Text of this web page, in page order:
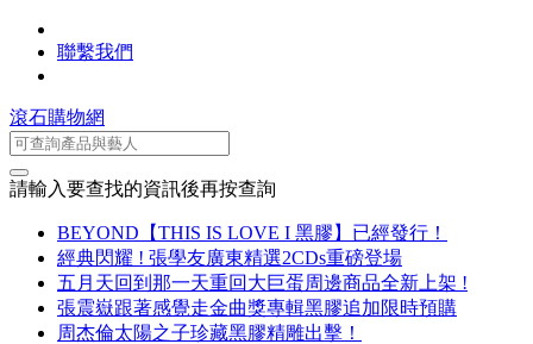
聯繫我們
滾石購物網
請輸入要查找的資訊後再按查詢
BEYOND【THIS IS LOVE I 黑膠】已經發行！
經典閃耀 ! 張學友廣東精選2CDs重磅登場
五月天回到那一天重回大巨蛋周邊商品全新上架 !
張震嶽跟著感覺走金曲獎專輯黑膠追加限時預購
周杰倫太陽之子珍藏黑膠精雕出擊！